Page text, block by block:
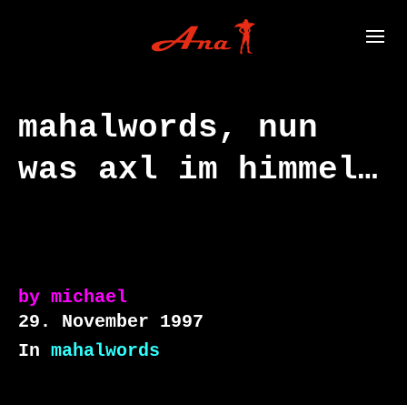
mahalwords, nun
was axl im himmel…
by michael
29. November 1997
In mahalwords